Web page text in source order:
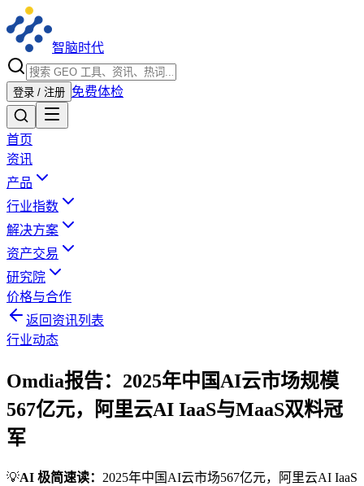
智脑时代
登录 / 注册 免费体检
首页
资讯
产品
行业指数
解决方案
资产交易
研究院
价格与合作
返回资讯列表
行业动态
Omdia报告：2025年中国AI云市场规模
567亿元，阿里云AI IaaS与MaaS双料冠
军
💡AI 极简速读： 2025年中国AI云市场567亿元，阿里云AI IaaS